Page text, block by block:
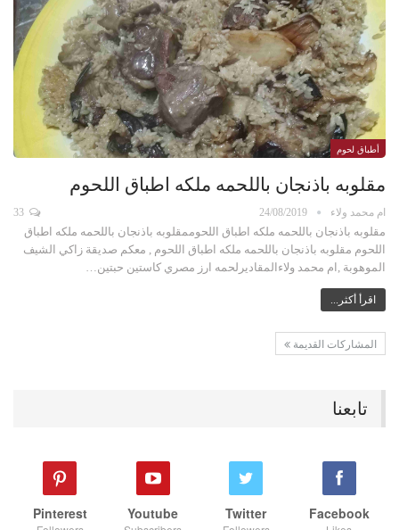
أطباق لحوم
مقلوبه باذنجان باللحمه ملكه اطباق اللحوم
ام محمد ولاء 24/08/2019
مقلوبه باذنجان باللحمه ملكه اطباق اللحوممقلوبه باذنجان باللحمه ملكه اطباق
اللحوم مقلوبه باذنجان باللحمه ملكه اطباق اللحوم , معكم صديقة زاكي الشيف
الموهوبة ,ام محمد ولاءالمقاديرلحمه ارز مصري كاستين حبتين…
اقرأ أكثر...
المشاركات القديمة
تابعنا
Facebook
Twitter
Youtube
Pinterest